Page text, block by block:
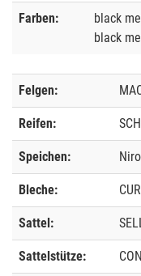
Farben:
black
black
Felgen:
Reifen:
Speichen: Niro
Bleche:
Sattel:
Sattelstütze: